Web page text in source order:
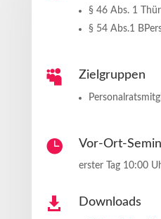
§ 46 Abs​. 1
§ 54 Abs.1
 Zielgruppen
 Vor-Ort-
erster Tag 10:00
 Downloads